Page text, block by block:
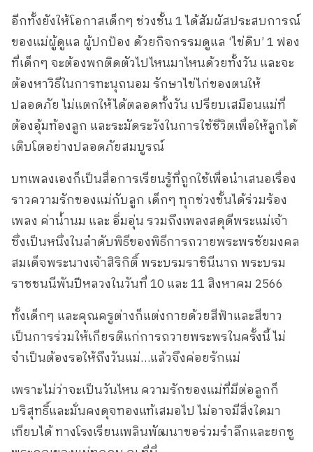
อีกทั้งยังให้โอกาสเด็กๆ ช่วงชั้น 1 ได้สัมผัสประสบการณ์
ของแม่ผู้ดูแล ผู้ปกป้อง ด้วยกิจกรรมดูแล ‘ไข่ดิบ’ 1 ฟอง
ที่เด็กๆ จะต้องพกติดตัวไปไหนมาไหนด้วยทั้งวัน และจะ
ต้องหาวิธีในการทะนุถนอม รักษาไข่ไก่ของตนให้
ปลอดภัย ไม่แตกให้ได้ตลอดทั้งวัน เปรียบเสมือนแม่ที่
ต้องอุ้มท้องลูก และระมัดระวังในการใช้ชีวิตเพื่อให้ลูกได้
เติบโตอย่างปลอดภัยสมบูรณ์
บทเพลงเองก็เป็นสื่อการเรียนรู้ที่ถูกใช้เพื่อนำเสนอเรื่อง
ราวความรักของแม่กับลูก เด็กๆ ทุกช่วงชั้นได้ร่วมร้อง
เพลง ค่าน้ำนม และ อิ่มอุ่น รวมถึงเพลงสดุดีพระแม่เจ้า
ซึ่งเป็นหนึ่งในลำดับพิธีของพิธีการถวายพระพรชัยมงคล
สมเด็จพระนางเจ้าสิริกิติ์ พระบรมราชินีนาถ พระบรม
ราชชนนีพันปีหลวงในวันที่ 10 และ 11 สิงหาคม 2566
ทั้งเด็กๆ และคุณครูต่างก็แต่งกายด้วยสีฟ้าและสีขาว
เป็นการร่วมให้เกียรติแก่การถวายพระพรในครั้งนี้ ไม่
จำเป็นต้องรอให้ถึงวันแม่…แล้วจึงค่อยรักแม่
เพราะไม่ว่าจะเป็นวันไหน ความรักของแม่ที่มีต่อลูกก็
บริสุทธิ์และมั่นคงดุจทองแท้เสมอไป ไม่อาจมีสิ่งใดมา
เทียบได้ ทางโรงเรียนเพลินพัฒนาขอร่วมรำลึกและยกชู